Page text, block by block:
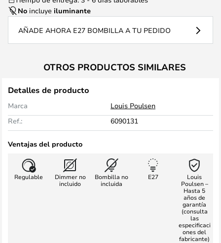
No incluye iluminante
AÑADE AHORA E27 BOMBILLA A TU PEDIDO
OTROS PRODUCTOS SIMILARES
Detalles de producto
Marca
Louis Poulsen
Ref.:
6090131
Ventajas del producto
Regulable
Dimmer no
incluido
Bombilla no
incluida
E27
Louis
Poulsen –
Hasta 5
años de
garantía
(consulta
las
especificaci
ones del
fabricante)